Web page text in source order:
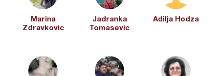
Marina
Zdravkovic
Jadranka
Tomasevic
Adilja Hodza